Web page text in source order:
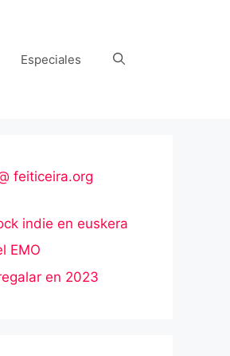
Especiales
feiticeira.org
indie en euskera
EMO
en 2023